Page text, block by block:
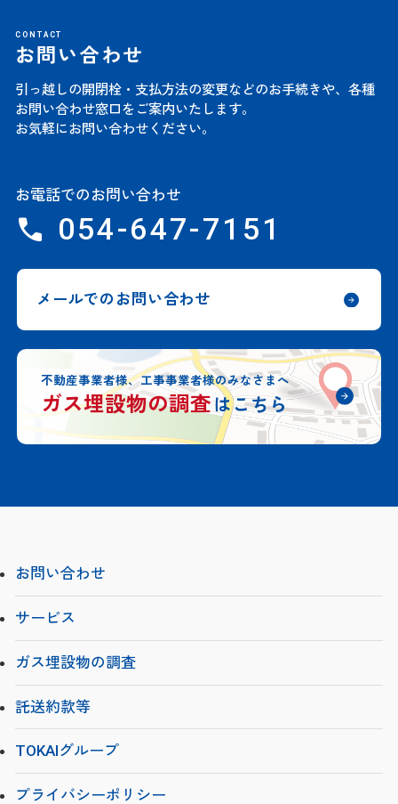
CONTACT
お問い合わせ
引っ越しの開閉栓・支払方法の変更などのお手続きや、各種
お問い合わせ窓口をご案内いたします。
お気軽にお問い合わせください。
お電話でのお問い合わせ
054-647-7151
メールでのお問い合わせ
不動産事業者様、工事事業者様のみなさまへ
ガス埋設物の調査はこちら
お問い合わせ
サービス
ガス埋設物の調査
託送約款等
TOKAIグループ
プライバシーポリシー